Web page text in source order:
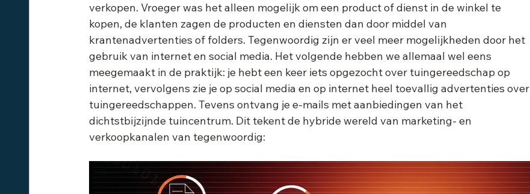
verkopen. Vroeger was het alleen mogelijk om een product of dienst in de winkel te
kopen, de klanten zagen de producten en diensten dan door middel van
krantenadvertenties of folders. Tegenwoordig zijn er veel meer mogelijkheden door het
gebruik van internet en social media. Het volgende hebben we allemaal wel eens
meegemaakt in de praktijk: je hebt een keer iets opgezocht over tuingereedschap op
internet, vervolgens zie je op social media en op internet heel toevallig advertenties over
tuingereedschappen. Tevens ontvang je e-mails met aanbiedingen van het
dichtstbijzijnde tuincentrum. Dit tekent de hybride wereld van marketing- en
verkoopkanalen van tegenwoordig: